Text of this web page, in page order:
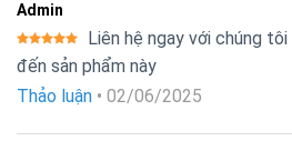
Admin
Được xếp
hạng
55
Liên hệ ngay với chúng
đến sản phẩm này
Thảo luận • 02/06/2025